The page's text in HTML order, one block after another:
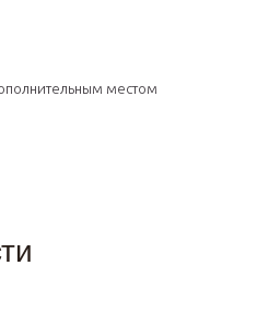
местом